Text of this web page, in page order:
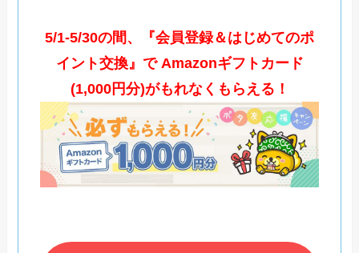
5/1-5/30の間、『会員登録＆はじめてのポ
イント交換』で Amazonギフトカード
(1,000円分)がもれなくもらえる！